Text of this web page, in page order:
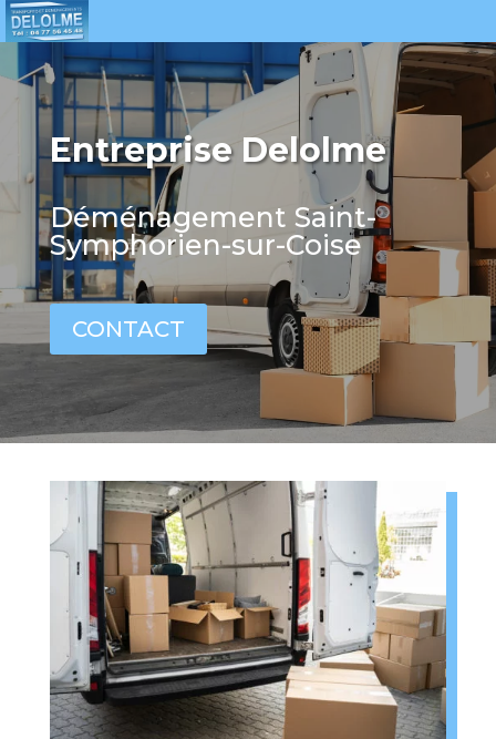
Entreprise Delolme
Déménagement Saint-
Symphorien-sur-Coise
CONTACT